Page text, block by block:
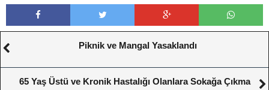
Piknik ve Mangal Yasaklandı
65 Yaş Üstü ve Kronik Hastalığı Olanlara Sokağa Çıkma